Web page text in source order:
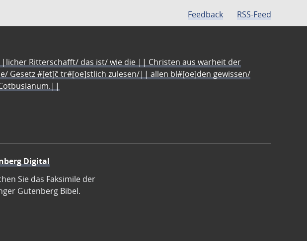
Feedback RSS-Feed
Ritterschafft/ das ist/ wie die || Christen aus warheit der
Gesetz #[et]c̃ tr#[oe]stlich zulesen/|| allen bl#[oe]den gewissen/
Digital
Sie das Faksimile der
Gutenberg Bibel.